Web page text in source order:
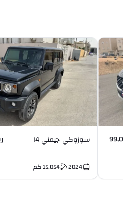
سوزوكي جيمني I4
2024
15,054كم